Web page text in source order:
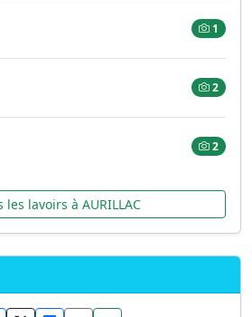
1
2
2
les lavoirs à AURILLAC